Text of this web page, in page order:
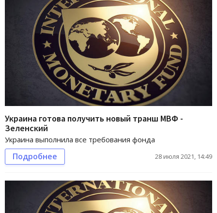
Украина готова получить новый транш МВФ -
Зеленский
Украина выполнила все требования фонда
Подробнее 28 июля 2021, 14:49